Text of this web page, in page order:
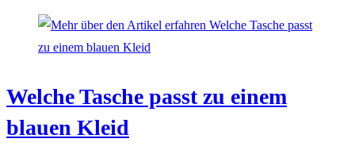
Welche Tasche passt zu einem
blauen Kleid